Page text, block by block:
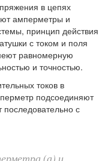
в цепях
амперметры и
принцип действия
с током и поля
равномерную
и точностью.
токов в
подсоединяют
с
(а) и